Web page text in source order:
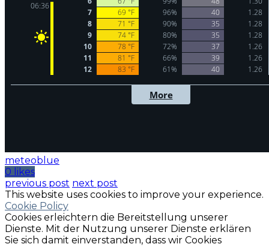
meteoblue
0 likes
previous post next post
This website uses cookies to improve your experience.
Cookie Policy
Cookies erleichtern die Bereitstellung unserer
Dienste. Mit der Nutzung unserer Dienste erklären
Sie sich damit einverstanden, dass wir Cookies